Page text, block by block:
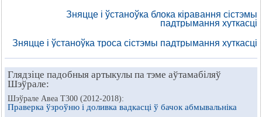
Зняцце і ўстаноўка блока кіравання сістэмы
падтрымання хуткасці
Зняцце і ўстаноўка троса сістэмы падтрымання хуткасці
Глядзіце падобныя артыкулы па тэме аўтамабіляў
Шэўрале:
Шэўрале Авеа Т300 (2012-2018):
Праверка ўзроўню і доливка вадкасці ў бачок абмывальніка